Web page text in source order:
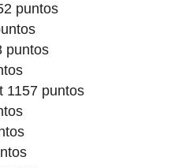
puntos
puntos
1157 puntos